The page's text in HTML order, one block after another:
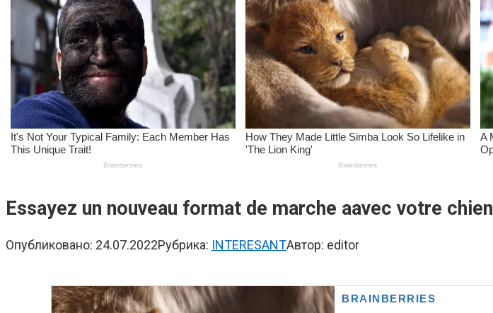
Essayez un nouveau format de marche aavec votre chien
Опубликовано: 24.07.2022Рубрика: INTERESANTАвтор: editor